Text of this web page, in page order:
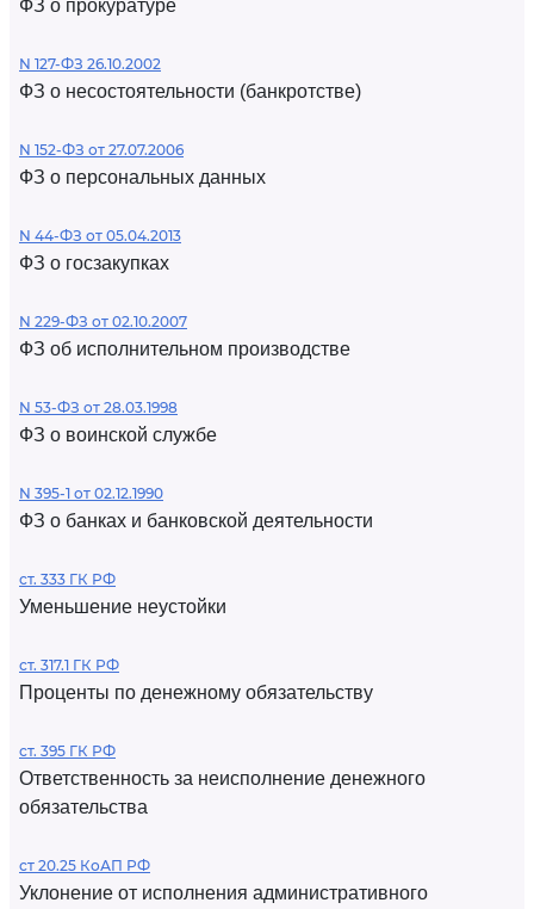
ФЗ о прокуратуре
N 127-ФЗ 26.10.2002
ФЗ о несостоятельности (банкротстве)
N 152-ФЗ от 27.07.2006
ФЗ о персональных данных
N 44-ФЗ от 05.04.2013
ФЗ о госзакупках
N 229-ФЗ от 02.10.2007
ФЗ об исполнительном производстве
N 53-ФЗ от 28.03.1998
ФЗ о воинской службе
N 395-1 от 02.12.1990
ФЗ о банках и банковской деятельности
ст. 333 ГК РФ
Уменьшение неустойки
ст. 317.1 ГК РФ
Проценты по денежному обязательству
ст. 395 ГК РФ
Ответственность за неисполнение денежного
обязательства
ст 20.25 КоАП РФ
Уклонение от исполнения административного